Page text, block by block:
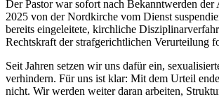
Der Pastor war sofort nach Bekanntwerden der
2025 von der Nordkirche vom Dienst
bereits eingeleitete, kirchliche
Rechtskraft der strafgerichtlichen Verurteilung
Seit Jahren setzen wir uns dafür ein,
verhindern. Für uns ist klar: Mit dem Urteil
nicht. Wir werden weiter daran arbeiten,